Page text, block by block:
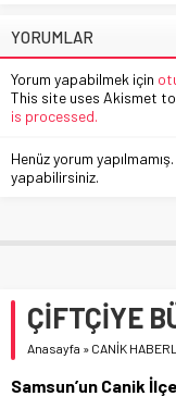
YORUMLAR
Yorum yapabilmek için
This site uses Akismet
is processed.
Henüz yorum
yapabilirsiniz.
ÇİFTÇİYE
Anasayfa » CANİK
Samsun’un Canik